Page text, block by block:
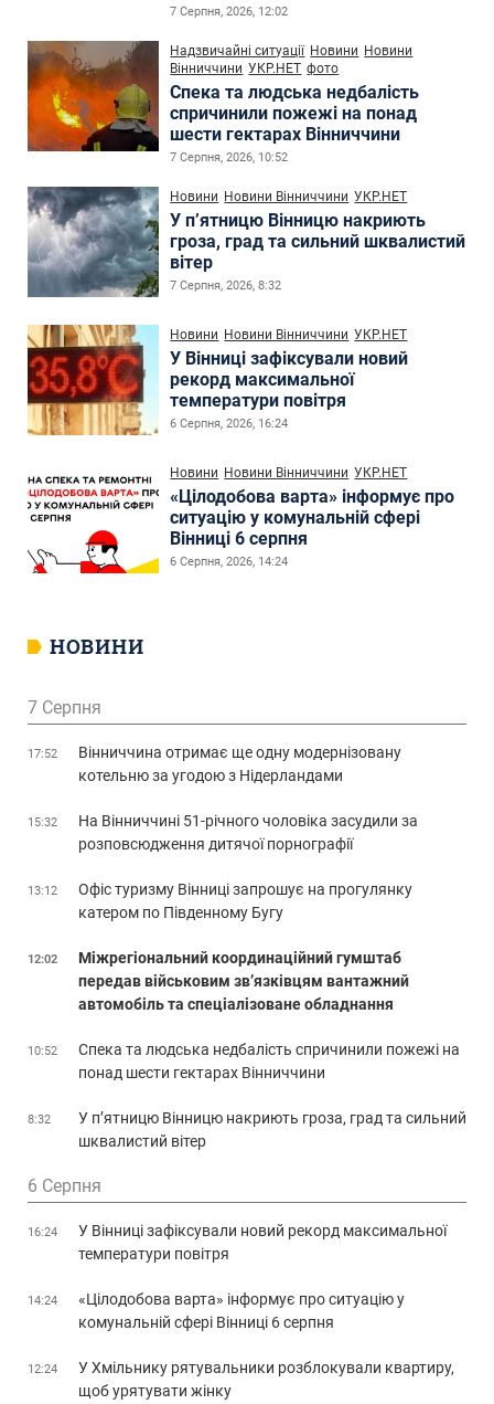
7 Серпня, 2026, 12:02
Надзвичайні ситуації Новини Новини
Вінниччини УКР.НЕТ фото
Спека та людська недбалість
спричинили пожежі на понад
шести гектарах Вінниччини
7 Серпня, 2026, 10:52
Новини Новини Вінниччини УКР.НЕТ
У п’ятницю Вінницю накриють
гроза, град та сильний шквалистий
вітер
7 Серпня, 2026, 8:32
Новини Новини Вінниччини УКР.НЕТ
У Вінниці зафіксували новий
рекорд максимальної
температури повітря
6 Серпня, 2026, 16:24
Новини Новини Вінниччини УКР.НЕТ
«Цілодобова варта» інформує про
ситуацію у комунальній сфері
Вінниці 6 серпня
6 Серпня, 2026, 14:24
НОВИНИ
7 Серпня
17:52
Вінниччина отримає ще одну модернізовану
котельню за угодою з Нідерландами
15:32
На Вінниччині 51-річного чоловіка засудили за
розповсюдження дитячої порнографії
13:12
Офіс туризму Вінниці запрошує на прогулянку
катером по Південному Бугу
12:02
Міжрегіональний координаційний гумштаб
передав військовим зв’язківцям вантажний
автомобіль та спеціалізоване обладнання
10:52
Спека та людська недбалість спричинили пожежі на
понад шести гектарах Вінниччини
8:32
У п’ятницю Вінницю накриють гроза, град та сильний
шквалистий вітер
6 Серпня
16:24
У Вінниці зафіксували новий рекорд максимальної
температури повітря
14:24
«Цілодобова варта» інформує про ситуацію у
комунальній сфері Вінниці 6 серпня
12:24
У Хмільнику рятувальники розблокували квартиру,
щоб урятувати жінку